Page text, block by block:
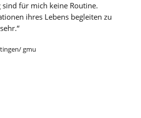
für mich keine Routine.
ihres Lebens begleiten zu
gmu